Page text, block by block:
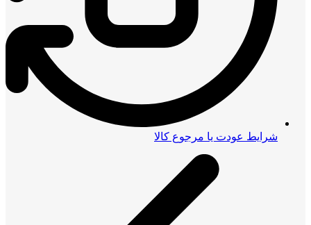
شرایط عودت یا مرجوع کالا